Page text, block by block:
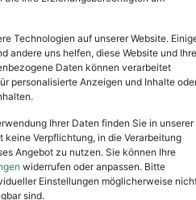
Technologien auf unserer Website.
andere uns helfen, diese Website und Ihre
Daten können verarbeitet
personalisierte Anzeigen und Inhalte
Ihrer Daten finden Sie in unserer
keine Verpflichtung, in die Verarbeitung
Angebot zu nutzen. Sie können Ihre
widerrufen oder anpassen. Bitte
Einstellungen möglicherweise
sind.
All rights reserved.
neuwied.de
56567 Neuwied